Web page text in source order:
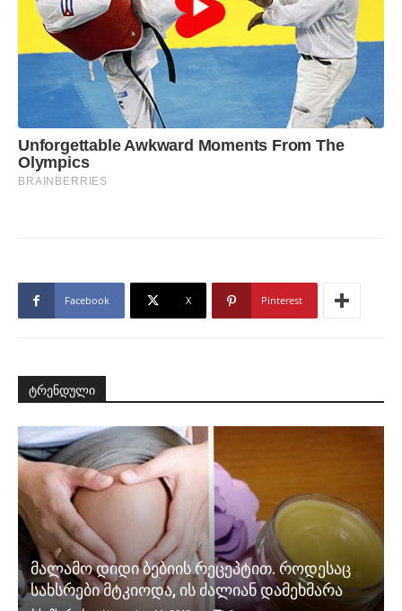
Facebook X Pinterest
ტრენდული
მალამო დიდი ბებიის რეცეპტით. როდესაც
სახსრები მტკიოდა, ის ძალიან დამეხმარა